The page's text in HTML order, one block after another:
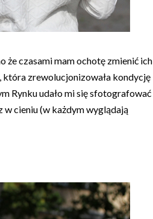
że czasami mam ochotę zmienić ich
która zrewolucjonizowała kondycję
Rynku udało mi się sfotografować
w cieniu (w każdym wyglądają